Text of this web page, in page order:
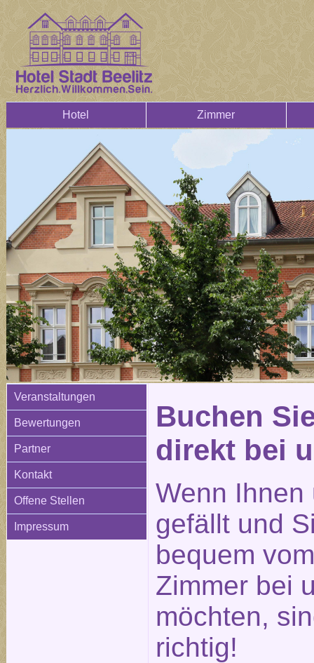
Hotel Zimmer
Veranstaltungen
Bewertungen
Partner
Kontakt
Offene Stellen
Impressum
Buchen
direkt bei
Wenn Ihnen
gefällt und
bequem
Zimmer bei
möchten,
richtig!